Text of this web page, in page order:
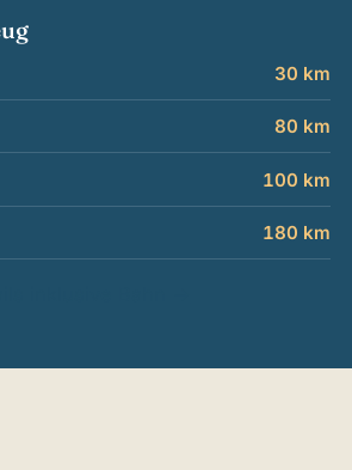
30 km
80 km
100 km
180 km